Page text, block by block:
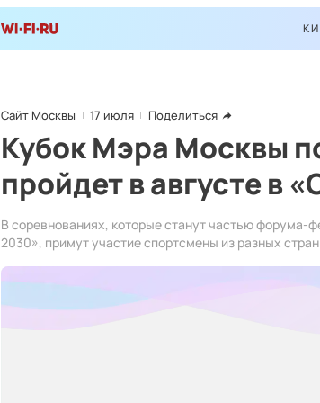
Сайт Москвы 17 июля Поделиться
Кубок Мэра Москвы
пройдет в августе в
В соревнованиях, которые станут частью форума-
2030», примут участие спортсмены из разных